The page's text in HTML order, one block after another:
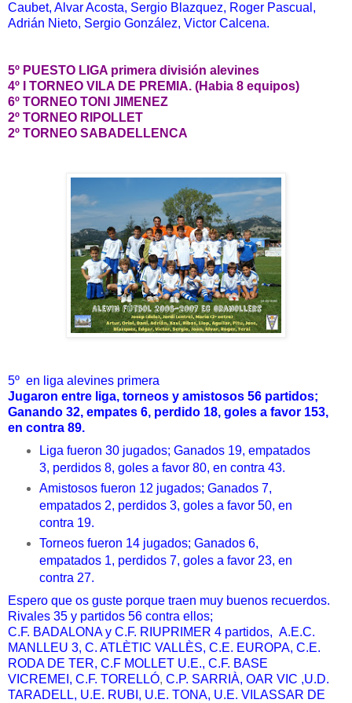
Caubet, Alvar Acosta, Sergio Blazquez, Roger Pascual,
Adrián Nieto, Sergio González, Victor Calcena.
5º PUESTO LIGA primera división alevines
4º I TORNEO VILA DE PREMIA. (Habia 8 equipos)
6º TORNEO TONI JIMENEZ
2º TORNEO RIPOLLET
2º TORNEO SABADELLENCA
5º en liga alevines primera
Jugaron entre liga, torneos y amistosos 56 partidos;
Ganando 32, empates 6, perdido 18, goles a favor 153,
en contra 89.
Liga fueron 30 jugados; Ganados 19, empatados
3, perdidos 8, goles a favor 80, en contra 43.
Amistosos fueron 12 jugados; Ganados 7,
empatados 2, perdidos 3, goles a favor 50, en
contra 19.
Torneos fueron 14 jugados; Ganados 6,
empatados 1, perdidos 7, goles a favor 23, en
contra 27.
Espero que os guste porque traen muy buenos recuerdos.
Rivales 35 y partidos 56 contra ellos;
C.F. BADALONA y C.F. RIUPRIMER 4 partidos, A.E.C.
MANLLEU 3, C. ATLÈTIC VALLÈS, C.E. EUROPA, C.E.
RODA DE TER, C.F MOLLET U.E., C.F. BASE
VICREMEI, C.F. TORELLÓ, C.P. SARRIÀ, OAR VIC ,U.D.
TARADELL, U.E. RUBI, U.E. TONA, U.E. VILASSAR DE